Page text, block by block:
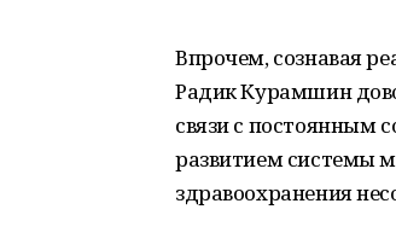
Впрочем, сознавая
Радик Курамшин
связи с постоянным
развитием системы
здравоохранения